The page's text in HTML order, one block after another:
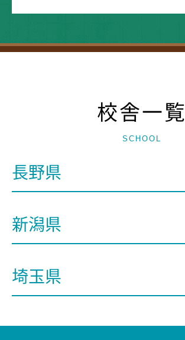
校舎一覧
SCHOOL
長野県
新潟県
埼玉県